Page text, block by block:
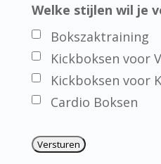
Welke stijlen wil je
Bokszaktraining
Kickboksen voor
Kickboksen voor
Cardio Boksen